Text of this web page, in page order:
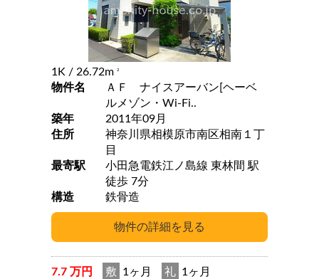
1K / 26.72m 2
物件名
ＡＦ ナイスアーバン[ヘーベ
ルメゾン・Wi-Fi..
築年
2011年09月
住所
神奈川県相模原市南区相南１丁
目
最寄駅
小田急電鉄江ノ島線 東林間 駅
徒歩 7分
構造
鉄骨造
7.7 万円 敷 1ヶ月 礼 1ヶ月